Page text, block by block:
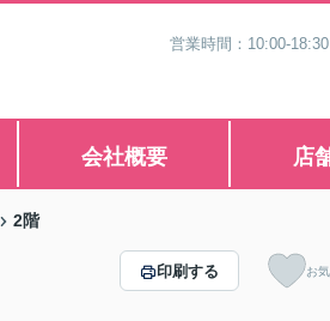
営業時間：10:00-
会社概要 店
2階
印刷する お